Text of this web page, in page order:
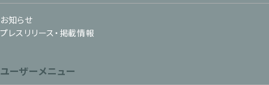
お知らせ
プレスリリース・掲載情報
ユーザーメニュー